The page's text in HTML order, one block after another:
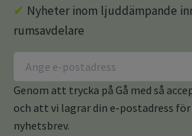
✔ Nyheter inom ljuddämpande
rumsavdelare
Genom att trycka på Gå med så
och att vi lagrar din e-postadress
nyhetsbrev.